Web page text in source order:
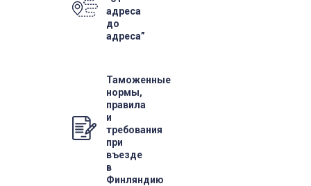
адреса
до
адреса”
Таможенные
нормы,
правила
и
требования
при
въезде
в
Финляндию